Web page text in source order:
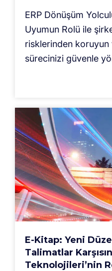
ERP Dönüşüm
Uyumun Rolü ile
risklerinden koruyun
sürecinizi güvenle
E-Kitap: Yeni
Talimatlar
Teknolojileri’nin